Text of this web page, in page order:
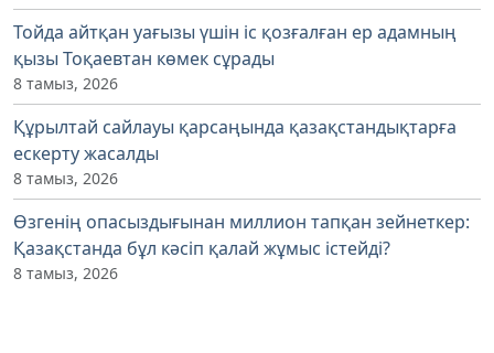
Тойда айтқан уағызы үшін іс қозғалған ер адамның
қызы Тоқаевтан көмек сұрады
8 тамыз, 2026
Құрылтай сайлауы қарсаңында қазақстандықтарға
ескерту жасалды
8 тамыз, 2026
Өзгенің опасыздығынан миллион тапқан зейнеткер:
Қазақстанда бұл кәсіп қалай жұмыс істейді?
8 тамыз, 2026